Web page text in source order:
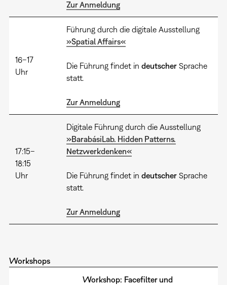
Zur Anmeldung
16–17
Uhr
Führung durch die digitale Ausstellung
»Spatial Affairs«
Die Führung findet in deutscherSprache
statt.
Zur Anmeldung
17:15–
18:15
Uhr
Digitale Führung durch die Ausstellung
»BarabásiLab. Hidden Patterns.
Netzwerkdenken«
Die Führung findet in deutscherSprache
statt.
Zur Anmeldung
Workshops
Workshop: Facefilter und